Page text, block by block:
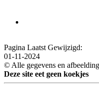
Pagina Laatst Gewijzigd:
01-11-2024
© Alle gegevens en
Deze site eet geen koekjes